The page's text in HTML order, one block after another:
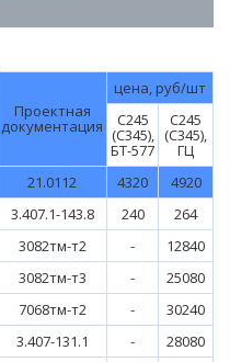
Проектная
документация
цена, руб/шт
С245
(С345),
БТ-577
С245
(С345),
ГЦ
21.0112 4320
4920
3.407.1-143.8 240
264
3082тм-т2 -
12840
3082тм-т3 -
25080
7068тм-т2 -
30240
3.407-131.1 -
28080